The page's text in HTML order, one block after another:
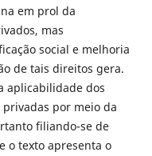
em prol da
mas
social e melhoria
de tais direitos gera.
aplicabilidade dos
por meio da
filiando-se de
o texto apresenta o